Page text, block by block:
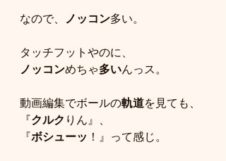
なので、 ノッコン多い。
タッチフットやのに、
ノッコンめちゃ多いんっス。
動画編集でボールの軌道を見ても、
『 クルク りん』、
『 ボシューッ ！』って感じ。